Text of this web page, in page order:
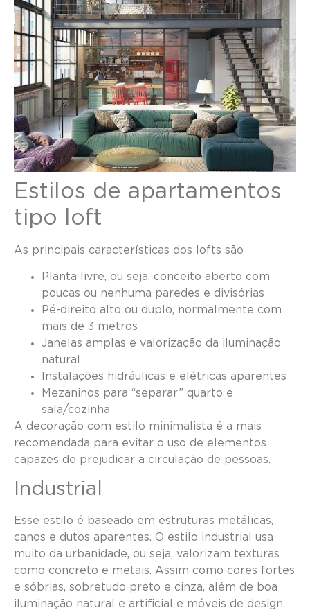
Estilos de apartamentos
tipo loft
As principais características dos lofts são
Planta livre, ou seja, conceito aberto com
poucas ou nenhuma paredes e divisórias
Pé-direito alto ou duplo, normalmente com
mais de 3 metros
Janelas amplas e valorização da iluminação
natural
Instalações hidráulicas e elétricas aparentes
Mezaninos para “separar” quarto e
sala/cozinha
A decoração com estilo minimalista é a mais
recomendada para evitar o uso de elementos
capazes de prejudicar a circulação de pessoas.
Industrial
Esse estilo é baseado em estruturas metálicas,
canos e dutos aparentes. O estilo industrial usa
muito da urbanidade, ou seja, valorizam texturas
como concreto e metais. Assim como cores fortes
e sóbrias, sobretudo preto e cinza, além de boa
iluminação natural e artificial e móveis de design